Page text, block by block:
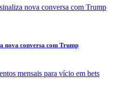
nova conversa com Trump